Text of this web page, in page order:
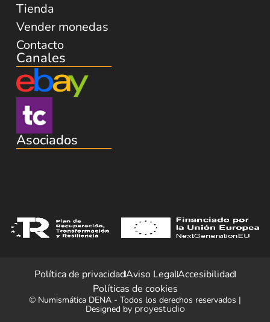
Tienda
Vender monedas
Contacto
Canales
Asociados
Política de privacidadAviso LegalAccesibilidad
Políticas de cookies
© Numismática DENA - Todos los derechos reservados |
Designed by proyestudio